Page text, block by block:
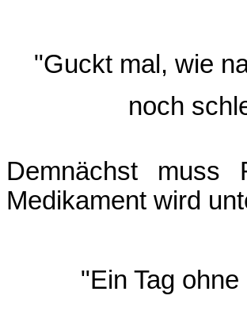
"Guckt mal, wie
noch
Demnächst
Medikament wird
"Ein Tag